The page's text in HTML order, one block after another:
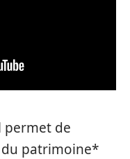
permet de
patrimoine*